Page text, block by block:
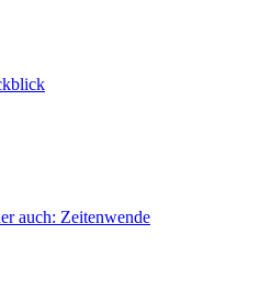
auch: Zeitenwende